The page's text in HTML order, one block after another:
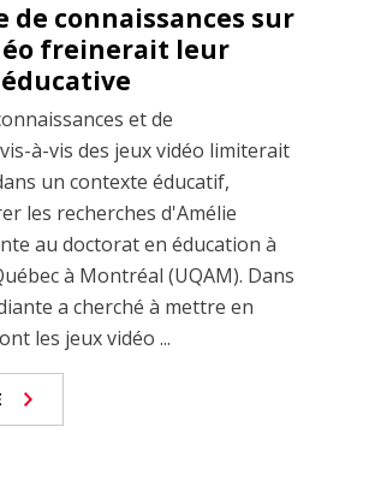
de connaissances sur
freinerait leur
et de
à-vis des jeux vidéo limiterait
un contexte éducatif,
les recherches d'Amélie
au doctorat en éducation à
à Montréal (UQAM). Dans
a cherché à mettre en
les jeux vidéo ...